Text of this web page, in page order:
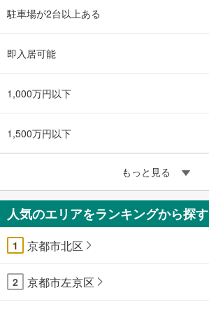
駐車場が2台以上ある
即入居可能
1,000万円以下
1,500万円以下
もっと見る
人気のエリアをランキングから探す
1 京都市北区
2 京都市左京区